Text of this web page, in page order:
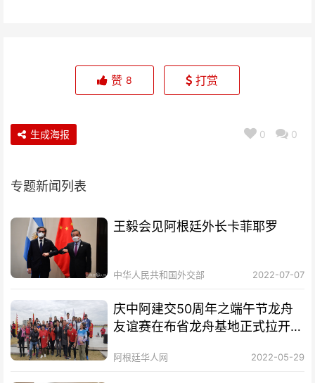
赞 8 打赏
0 0
生成海报
专题新闻列表
王毅会见阿根廷外长卡菲耶罗
中华人民共和国外交部 2022-07-07
庆中阿建交50周年之端午节龙舟
友谊赛在布省龙舟基地正式拉开帷
阿根廷华人网 2022-05-29